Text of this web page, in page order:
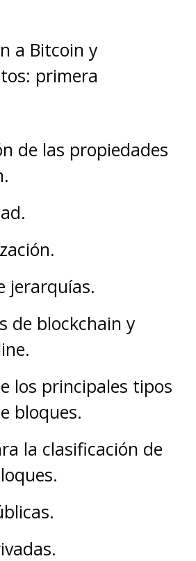
a Bitcoin y
primera
de las propiedades
jerarquías.
de blockchain y
los principales tipos
bloques.
la clasificación de